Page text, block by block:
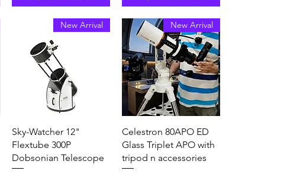
العرض السريع
New Arrival
Celestron 80APO ED
Glass Triplet APO with
tripod n accessories
العرض السريع
New Arrival
Sky-Watcher 12"
Flextube 300P
Dobsonian Telescope